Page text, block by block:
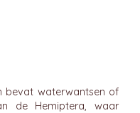
bevat waterwantsen of
de Hemiptera, waar